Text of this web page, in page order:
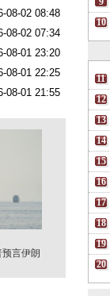
08-02 08:48
08-02 07:34
08-01 23:20
08-01 22:25
08-01 21:55
言伊朗